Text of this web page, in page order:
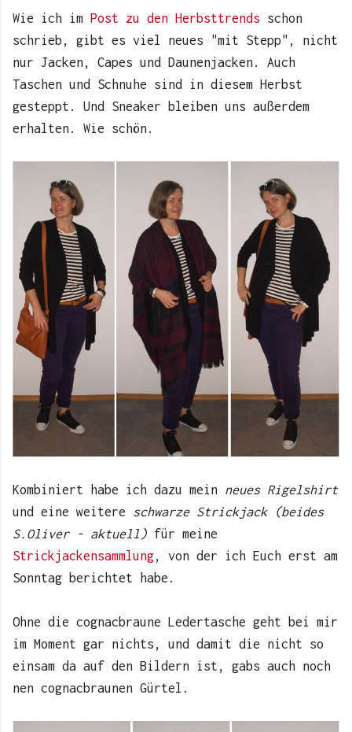
Wie ich im Post zu den Herbsttrends schon
schrieb, gibt es viel neues "mit Stepp", nicht
nur Jacken, Capes und Daunenjacken. Auch
Taschen und Schnuhe sind in diesem Herbst
gesteppt. Und Sneaker bleiben uns außerdem
erhalten. Wie schön.
Kombiniert habe ich dazu mein neues Rigelshirt
und eine weitere schwarze Strickjack
(beides
S.Oliver - aktuell) für meine
Strickjackensammlung, von der ich Euch erst am
Sonntag berichtet habe.
Ohne die cognacbraune Ledertasche geht bei mir
im Moment gar nichts, und damit die nicht so
einsam da auf den Bildern ist, gabs auch noch
nen cognacbraunen Gürtel.